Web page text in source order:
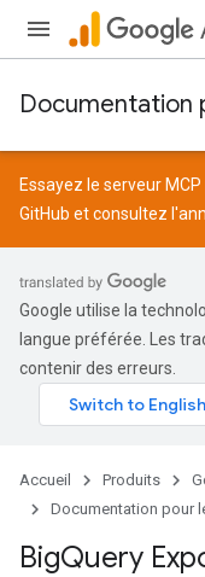
Documentation
Essayez le serveur
GitHub et consultez l'
Google utilise la
langue préférée. Les
contenir des erreurs.
Accueil Produits
Documentation pour
BigQuery